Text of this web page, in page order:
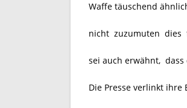
Waffe täuschend
nicht zuzumuten dies
sei auch erwähnt, dass
Die Presse verlinkt